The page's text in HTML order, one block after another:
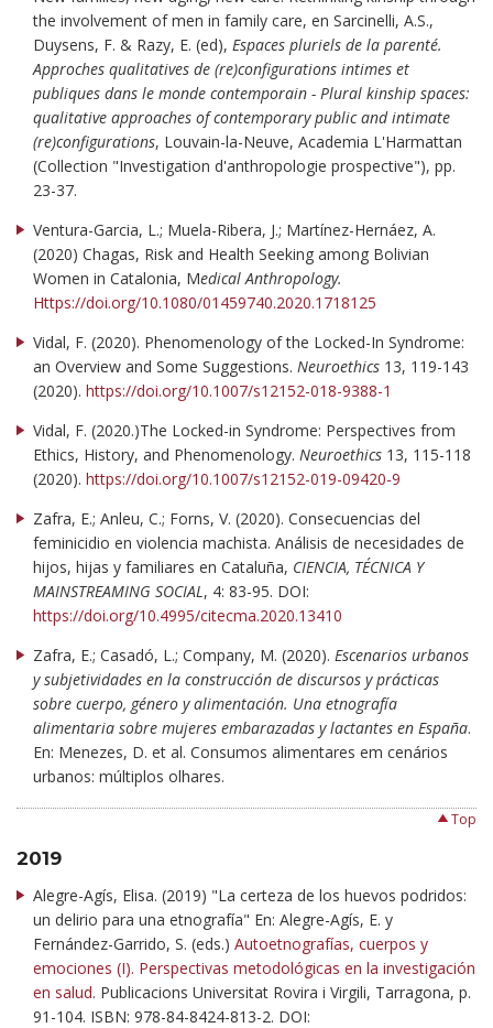
the involvement of men in family care, en Sarcinelli, A.S.,
Duysens, F. & Razy, E. (ed), Espaces pluriels de la parenté.
Approches qualitatives de (re)configurations intimes et
publiques dans le monde contemporain - Plural kinship spaces:
qualitative approaches of contemporary public and intimate
(re)configurations, Louvain-la-Neuve, Academia L'Harmattan
(Collection "Investigation d'anthropologie prospective"), pp.
23-37.
Ventura-Garcia, L.; Muela-Ribera, J.; Martínez-Hernáez, A.
(2020) Chagas, Risk and Health Seeking among Bolivian
Women in Catalonia, Medical Anthropology.
Https://doi.org/10.1080/01459740.2020.1718125
Vidal, F. (2020). Phenomenology of the Locked-In Syndrome:
an Overview and Some Suggestions. Neuroethics 13, 119-143
(2020). https://doi.org/10.1007/s12152-018-9388-1
Vidal, F. (2020.)The Locked-in Syndrome: Perspectives from
Ethics, History, and Phenomenology. Neuroethics 13, 115-118
(2020). https://doi.org/10.1007/s12152-019-09420-9
Zafra, E.; Anleu, C.; Forns, V. (2020). Consecuencias del
feminicidio en violencia machista. Análisis de necesidades de
hijos, hijas y familiares en Cataluña, CIENCIA, TÉCNICA Y
MAINSTREAMING SOCIAL, 4: 83-95. DOI:
https://doi.org/10.4995/citecma.2020.13410
Zafra, E.; Casadó, L.; Company, M. (2020). Escenarios urbanos
y subjetividades en la construcción de discursos y prácticas
sobre cuerpo, género y alimentación. Una etnografía
alimentaria sobre mujeres embarazadas y lactantes en España.
En: Menezes, D. et al. Consumos alimentares em cenários
urbanos: múltiplos olhares.
Top
2019
Alegre-Agís, Elisa. (2019) "La certeza de los huevos podridos:
un delirio para una etnografía" En: Alegre-Agís, E. y
Fernández-Garrido, S. (eds.) Autoetnografías, cuerpos y
emociones (I). Perspectivas metodológicas en la investigación
en salud. Publicacions Universitat Rovira i Virgili, Tarragona, p.
91-104. ISBN: 978-84-8424-813-2. DOI: